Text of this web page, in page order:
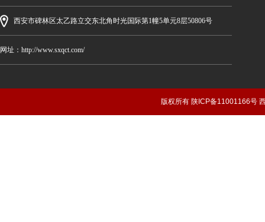
西安市碑林区太乙路立交东北角时光国际第1幢5单元8层50806号
网址：http://www.sxqct.com/
版权所有 陕ICP备11001166号